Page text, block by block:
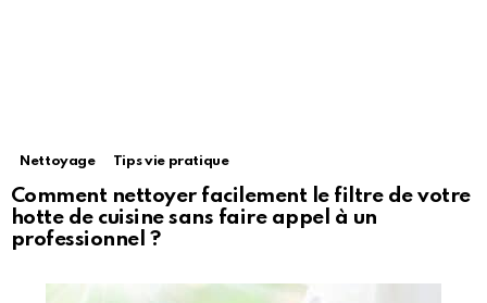
Nettoyage Tips vie pratique
Comment nettoyer facilement le filtre de votre
hotte de cuisine sans faire appel à un
professionnel ?